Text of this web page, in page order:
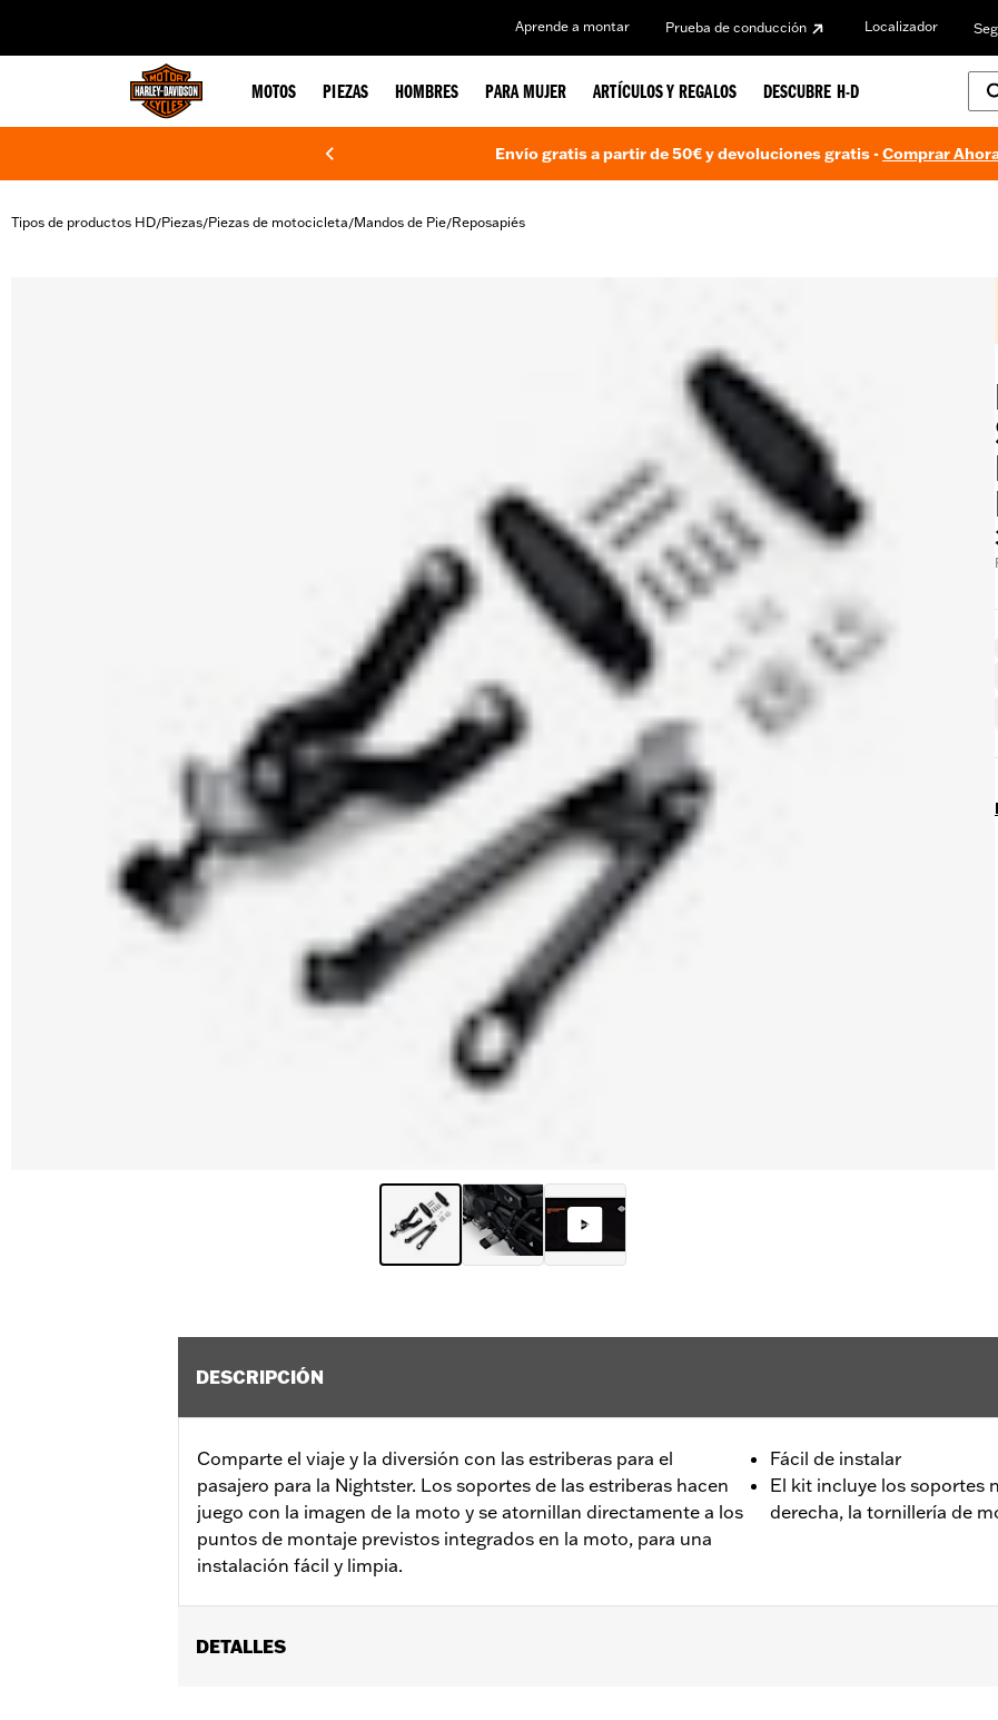
Aprende a montar Prueba de conducción Localizador
MOTOS PIEZAS HOMBRES PARA MUJER ARTÍCULOS Y REGALOS DESCUBRE H-D
Envío gratis a partir de 50€ y devoluciones gratis -Comprar
Tipos de productos HD/Piezas/Piezas de motocicleta/Mandos de Pie/Reposapiés
DESCRIPCIÓN
Comparte el viaje y la diversión con las estriberas para el
pasajero para la Nightster. Los soportes de las estriberas hacen
juego con la imagen de la moto y se atornillan directamente a los
puntos de montaje previstos integrados en la moto, para una
instalación fácil y limpia.
Fácil de instalar
El kit incluye los soportes
derecha, la tornillería de
DETALLES